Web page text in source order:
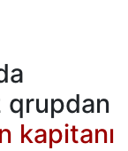
qrupdan
kapitanı